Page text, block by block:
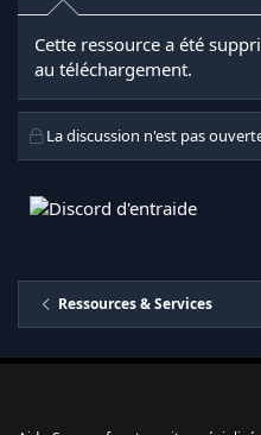
Cette ressource a été
au téléchargement.
La discussion n'est pas
Ressources & Services